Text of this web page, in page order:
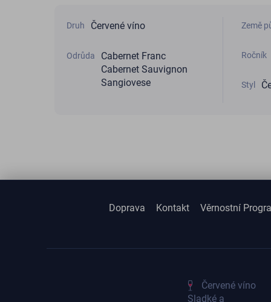
Druh Červené víno
Odrůda
Cabernet Franc
Cabernet Sauvignon
Sangiovese
Země
Ročník
Styl
Doprava Kontakt Věrnostní
Červené víno
Sladké a